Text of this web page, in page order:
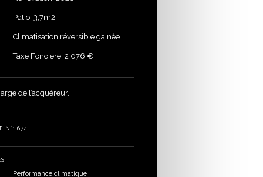
Patio: 3,7m2
Climatisation réversible gainée
Taxe Foncière: 2 076 €
de l’acquéreur.
N°: 674
Performance climatique